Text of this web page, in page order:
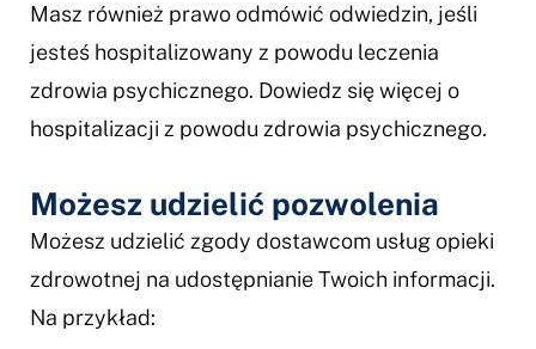
Masz również prawo odmówić odwiedzin, jeśli
jesteś hospitalizowany z powodu leczenia
zdrowia psychicznego. Dowiedz się więcej o
hospitalizacji z powodu zdrowia psychicznego.
Możesz udzielić pozwolenia
Możesz udzielić zgody dostawcom usług opieki
zdrowotnej na udostępnianie Twoich informacji.
Na przykład: